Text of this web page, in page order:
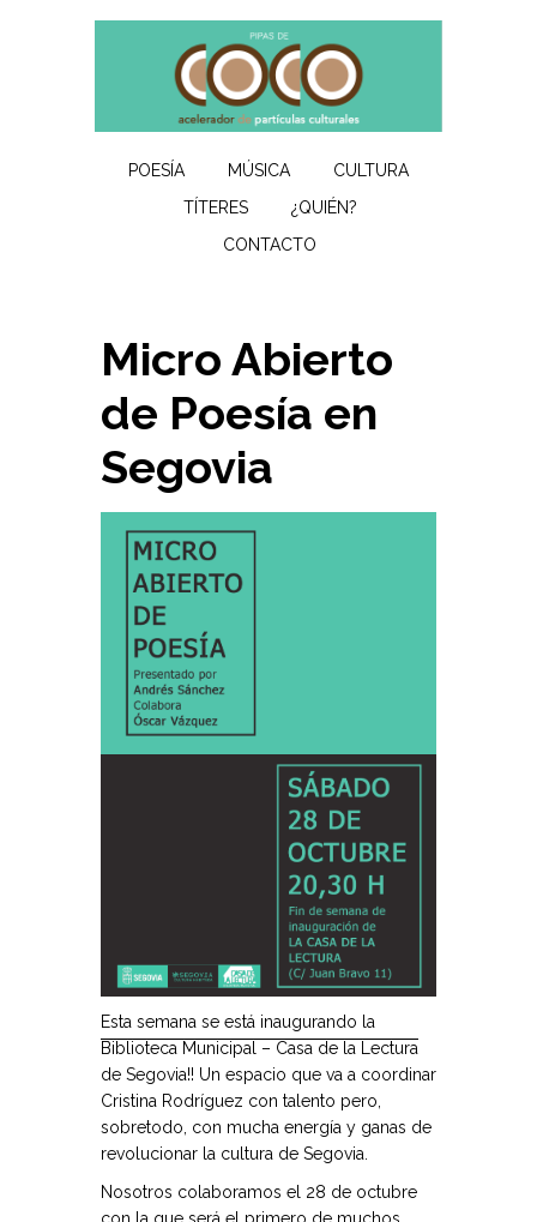
POESÍA MÚSICA
CULTURA
TÍTERES
¿QUIÉN?
CONTACTO
Micro Abierto
de Poesía en
Segovia
Esta semana se está inaugurando la
Biblioteca Municipal – Casa de la Lectura
de Segovia!! Un espacio que va a coordinar
Cristina Rodríguez con talento pero,
sobretodo, con mucha energía y ganas de
revolucionar la cultura de Segovia.
Nosotros colaboramos el 28 de octubre